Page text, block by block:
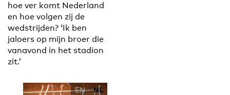
hoe ver komt Nederland
en hoe volgen zij de
wedstrijden? ‘Ik ben
jaloers op mijn broer die
vanavond in het stadion
zit.’
EN NL